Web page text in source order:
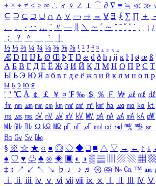
± × ÷ ≠ ≤ ≥ ∞ ∴ ♂ ♀ ∠ ⊥ ⌒ ∂ ∇ ≡ ≒ ≪ ≫
⊆ ⊇ ⊂ ⊃ ∪ ∩ ∧ ∨ ￢ ⇒ ⇔ ∀ ∃ ∮ ∑ ∏ ＋
、
。 · ‥ … ¨ 〃 ― ＼ ∼ ´ ～ ˇ ˘ ˝ ˚ ˙ ¸ ¡ ¿
；
？ ＾ ｀
½ ⅓ ⅔ ¼ ¾ ⅛ ⅜ ⅝ ⅞ ¹ ² ³ ⁴ ⁿ ₁ ₂ ₃ ₄
Æ Ð Ħ Ĳ Ł Ø Œ Þ Ŧ Ŋ æ đ ð ħ ı ĳ ĸ ŀ ł ø œ ß
А Б В Г Д Е Ё Ж З И Й К Л М Н О П Р С Т
Ы Ь Э Ю Я а б в г д е ё ж з и й к л м н о п р
ы ь э ю я
′ ″ ℃ Å ￠ ￡ ￥ ¤ ℉ ‰ ＄ ％ Ｆ ￦ ㎕ ㎖ ㎗
㎙ ㎚ ㎛ ㎜ ㎝ ㎞ ㎟ ㎠ ㎡ ㎢ ㏊ ㎍ ㎎ ㎏ ㏏
㎱ ㎲ ㎳ ㎴ ㎵ ㎶ ㎷ ㎸ ㎹ ㎀ ㎁ ㎂ ㎃ ㎄ ㎺
㎒ ㎓ ㎔ Ω ㏀ ㏁ ㎊ ㎋ ㎌ ㏖ ㏅ ㎭ ㎮ ㎯ ㏛
㏃ ㏉ ㏜ ㏆
§ ※ ☆ ★ ○ ● ◎ ◇ ◆ □ ■ △ ▽ → ← ↑ ↓
♠ ♡ ♥ ♧ ♣ ⊙ ◈ ▣ ◐ ◑ ▒ ▤ ▨ ▧ ▦ ▩
‡ ↕ ↗ ↙ ↖ ↘ ♭ ♩ ♪ ♬ ㉿ ㈜ № ㏇ ™ ㏂
ⅰ
ⅱ ⅲ ⅳ ⅴ ⅵ ⅶ ⅷ ⅸ ⅹ Ⅳ Ⅴ